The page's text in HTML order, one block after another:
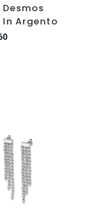
In Argento